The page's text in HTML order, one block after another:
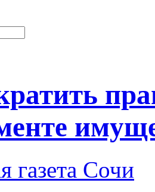
газета Сочи